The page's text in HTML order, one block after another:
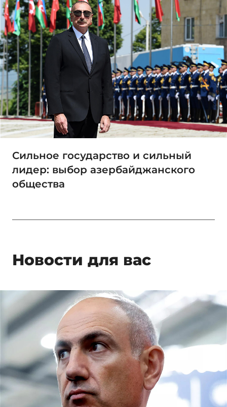
Сильное государство и сильный
лидер: выбор азербайджанского
общества
Новости для вас